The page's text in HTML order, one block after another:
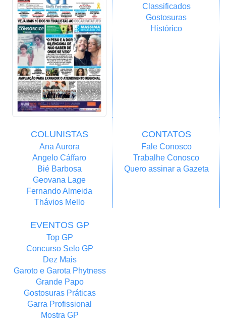
Classificados
Gostosuras
Histórico
COLUNISTAS
Ana Aurora
Angelo Cáffaro
Bié Barbosa
Geovana Lage
Fernando Almeida
Thávios Mello
CONTATOS
Fale Conosco
Trabalhe Conosco
Quero assinar a Gazeta
EVENTOS GP
Top GP
Concurso Selo GP
Dez Mais
Garoto e Garota Phytness
Grande Papo
Gostosuras Práticas
Garra Profissional
Mostra GP